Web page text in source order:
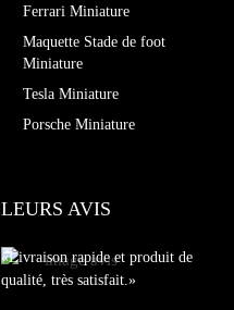
Ferrari Miniature
Maquette Stade de foot
Miniature
Tesla Miniature
Porsche Miniature
LEURS AVIS
«Livraison rapide et produit de
qualité, très satisfait.»